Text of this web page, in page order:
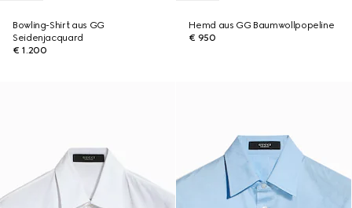
Bowling-Shirt aus GG
Seidenjacquard
€ 1.200
Hemd aus GG Baumwollpopeline
€ 950